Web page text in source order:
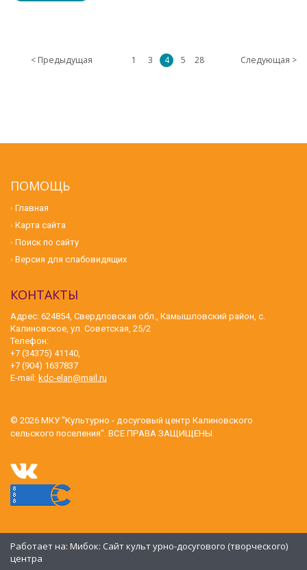
< Предыдущая 1 3 4 5 28 Следующая >
ПОМОЩЬ
Главная
Карта сайта
Поиск по сайту
Версия для слабовидящих
КОНТАКТЫ
Адрес: 624854, Свердловская обл., Камышловский район, с.
Калиновское, ул. Советская, 25/2
Телефон:
+7 (34375) 41140,
+7 (904) 1637837
E-mail: kdc-elan@mail.ru
© 2026 МКУ "Культурно - досуговый центр Калиновского
сельского поселения". ВСЕ ПРАВА ЗАЩИЩЕНЫ.
Работает на: Мибок: Сайт культ урно-досугового (творческого)
центра